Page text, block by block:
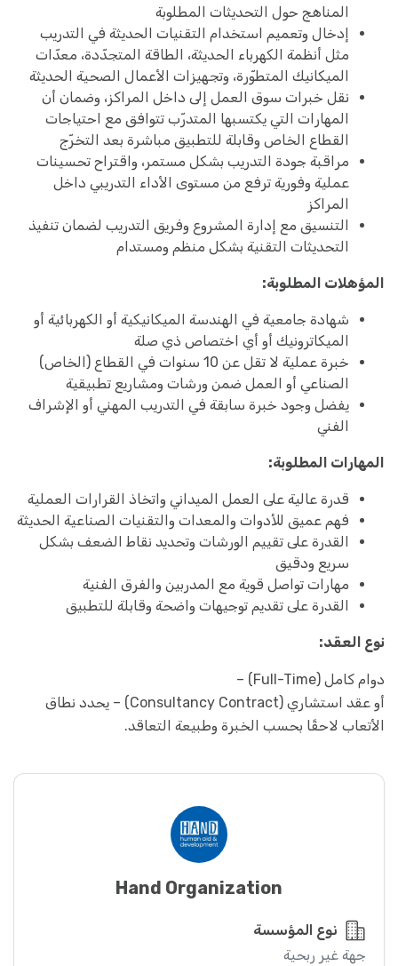
المناهج حول التحديثات المطلوبة
إدخال وتعميم استخدام التقنيات الحديثة في التدريب
مثل أنظمة الكهرباء الحديثة، الطاقة المتجدّدة، معدّات
الميكانيك المتطوّرة، وتجهيزات الأعمال الصحية الحديثة
نقل خبرات سوق العمل إلى داخل المراكز، وضمان أن
المهارات التي يكتسبها المتدرّب تتوافق مع احتياجات
القطاع الخاص وقابلة للتطبيق مباشرة بعد التخرّج
مراقبة جودة التدريب بشكل مستمر، واقتراح تحسينات
عملية وفورية ترفع من مستوى الأداء التدريبي داخل
المراكز
التنسيق مع إدارة المشروع وفريق التدريب لضمان تنفيذ
التحديثات التقنية بشكل منظم ومستدام
المؤهلات المطلوبة:
شهادة جامعية في الهندسة الميكانيكية أو الكهربائية أو
الميكاترونيك أو أي اختصاص ذي صلة
خبرة عملية لا تقل عن 10 سنوات في القطاع (الخاص)
الصناعي أو العمل ضمن ورشات ومشاريع تطبيقية
يفضل وجود خبرة سابقة في التدريب المهني أو الإشراف
الفني
المهارات المطلوبة:
قدرة عالية على العمل الميداني واتخاذ القرارات العملية
فهم عميق للأدوات والمعدات والتقنيات الصناعية الحديثة
القدرة على تقييم الورشات وتحديد نقاط الضعف بشكل
سريع ودقيق
مهارات تواصل قوية مع المدربين والفرق الفنية
القدرة على تقديم توجيهات واضحة وقابلة للتطبيق
نوع العقد:
دوام كامل (Full-Time) –
أو عقد استشاري (Consultancy Contract) – يحدد نطاق
الأتعاب لاحقًا بحسب الخبرة وطبيعة التعاقد.
Hand Organization
نوع المؤسسة
جهة غير ربحية